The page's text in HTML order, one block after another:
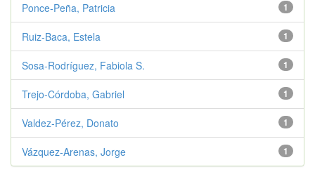
1
Ponce‑Peña, Patricia
1
Ruiz‑Baca, Estela
1
Sosa‑Rodríguez, Fabiola S.
1
Trejo‑Córdoba, Gabriel
1
Valdez‑Pérez, Donato
1
Vázquez‑Arenas, Jorge